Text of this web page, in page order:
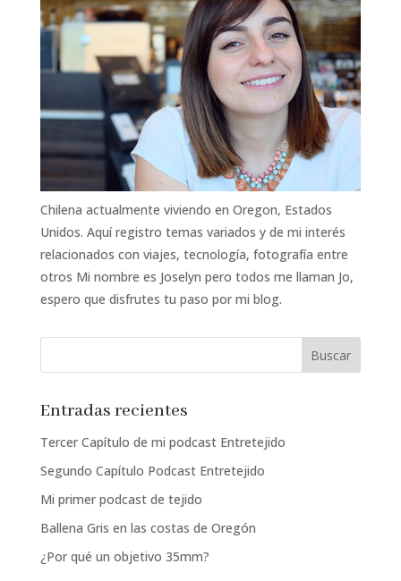
Chilena actualmente viviendo en Oregon, Estados
Unidos. Aquí registro temas variados y de mi interés
relacionados con viajes, tecnología, fotografía entre
otros Mi nombre es Joselyn pero todos me llaman Jo,
espero que disfrutes tu paso por mi blog.
Entradas recientes
Tercer Capítulo de mi podcast Entretejido
Segundo Capítulo Podcast Entretejido
Mi primer podcast de tejido
Ballena Gris en las costas de Oregón
¿Por qué un objetivo 35mm?